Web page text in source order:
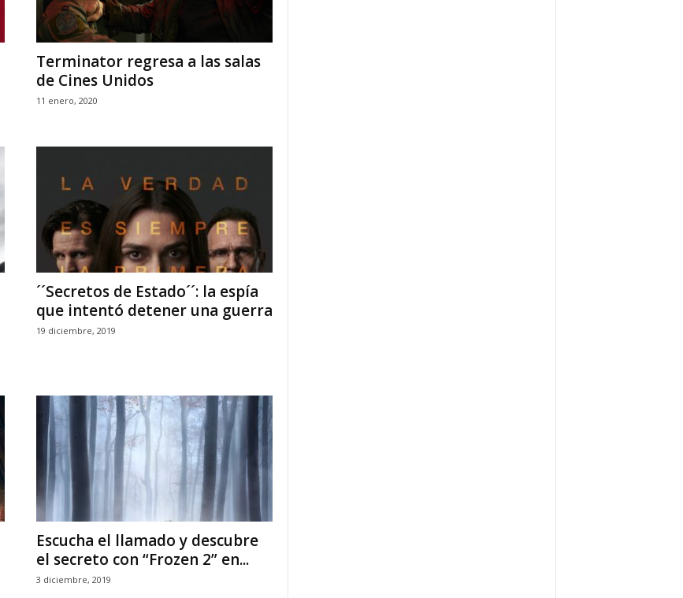
Terminator regresa a las salas
de Cines Unidos
11 enero, 2020
´´Secretos de Estado´´: la espía
que intentó detener una guerra
19 diciembre, 2019
Escucha el llamado y descubre
el secreto con “Frozen 2” en...
3 diciembre, 2019